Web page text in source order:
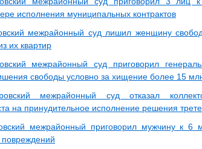
исполнения муниципальных контрактов
межрайонный суд лишил женщину
их квартир
межрайонный суд приговорил
свободы условно за хищение более 15
межрайонный суд отказал
на принудительное исполнение решения
межрайонный приговорил мужчину к 6